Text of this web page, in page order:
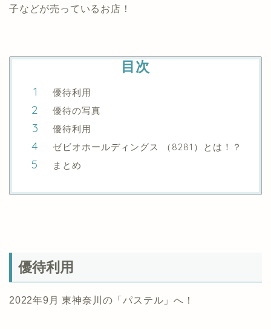
子などが売っているお店！
目次
優待利用
優待の写真
優待利用
ゼビオホールディングス （8281）とは！？
まとめ
優待利用
2022年9月 東神奈川の「パステル」へ！